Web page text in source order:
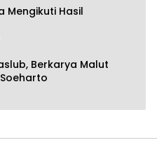
Mengikuti Hasil
Berkarya Malut